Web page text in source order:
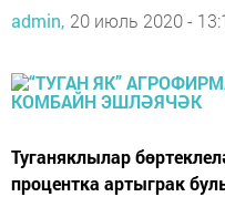
admin, 20 июль 2020 -
Туганяклылар
процентка артыграк